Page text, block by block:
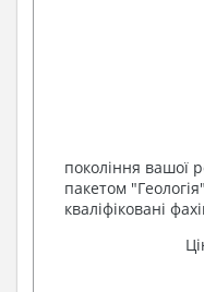
покоління вашої
пакетом
кваліфіковані